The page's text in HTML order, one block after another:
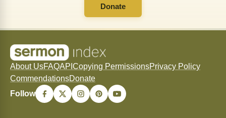
Donate
About UsFAQAPI Copying PermissionsPrivacy Policy
CommendationsDonate
Follow